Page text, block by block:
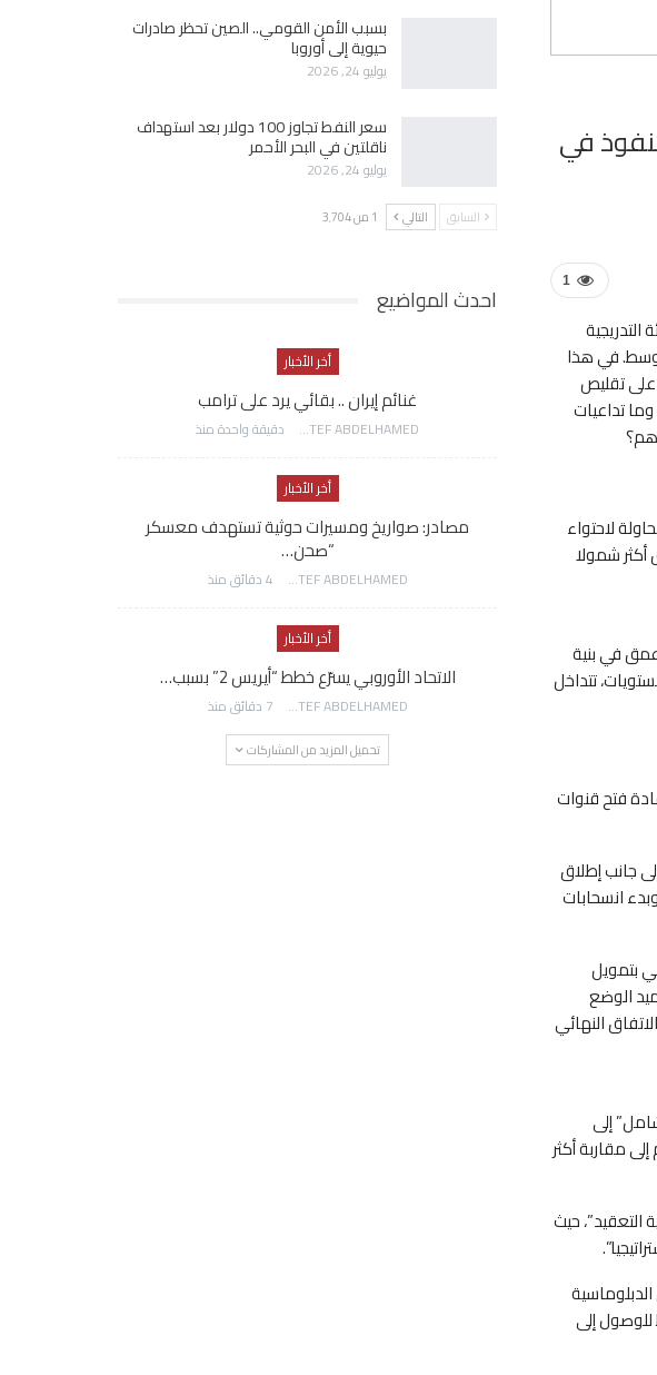
ساحة النفوذ في
1
في هذا
تقليص
تداعيات
إليها كمحاولة لاحتواء
تفاوضي قد يمتد 60 يوما نحو اتفاق أكثر شمولا
في بنية
تتداخل
التصعيد وإعادة فتح قنوات
جانب إطلاق
وبدء انسحابات
بتمويل
الوضع
النهائي
إلى
مقاربة أكثر
التعقيد”، حيث
من الدبلوماسية
للوصول إلى
بسبب الأمن القومي.. الصين تحظر صادرات
حيوية إلى أوروبا
يوليو 24, 2026
سعر النفط تجاوز 100 دولار بعد استهداف
ناقلتين في البحر الأحمر
يوليو 24, 2026
السابق التالي 1 من 3٬704
احدث المواضيع
أخر الأخبار
غنائم إيران .. بقائي يرد على ترامب
AWATEF ABDELHAMED دقيقة واحدة منذ
أخر الأخبار
مصادر: صواريخ ومسيرات حوثية تستهدف معسكر
“صحن…
AWATEF ABDELHAMED 4 دقائق منذ
أخر الأخبار
الاتحاد الأوروبي يسرّع خطط “أيريس 2” بسبب…
AWATEF ABDELHAMED 7 دقائق منذ
تحميل المزيد من المشاركات